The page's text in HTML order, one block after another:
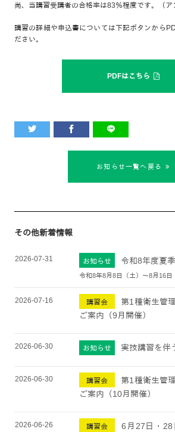
尚、当講習受講者の合格率は83％程度です。（ア
講習の詳細や申込書については下記ボタンから
ださい。
PDFはこちら
お知らせ一覧へ戻る
その他新着情報
2026-07-31 お知らせ 令和8年度夏
令和8年8月8日（土）～8月16日
2026-07-16 講習会
第1種衛生管
ご案内（9月開催）
2026-06-30 お知らせ 実技講習を伴
2026-06-30 講習会
第1種衛生管
ご案内（10月開催）
2026-06-26 講習会
6月27日・28